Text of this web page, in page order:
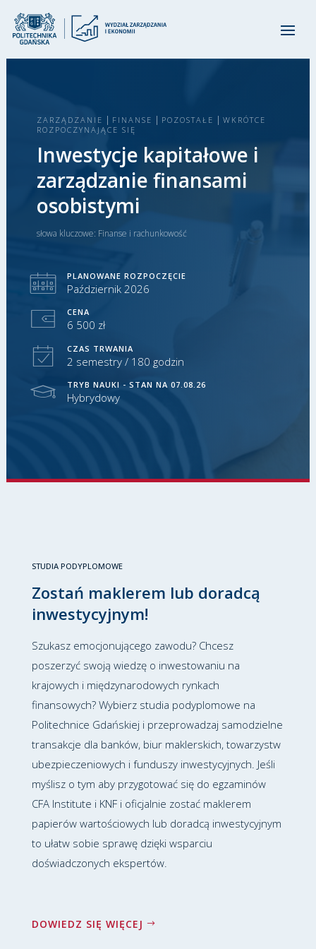
ZARZĄDZANIE | FINANSE | POZOSTAŁE | WKRÓTCE
ROZPOCZYNAJĄCE SIĘ
Inwestycje kapitałowe i
zarządzanie finansami
osobistymi
słowa kluczowe: Finanse i rachunkowość
PLANOWANE ROZPOCZĘCIE
Październik 2026
CENA
6 500 zł
CZAS TRWANIA
2 semestry / 180 godzin
TRYB NAUKI - STAN NA 07.08.26
Hybrydowy
STUDIA PODYPLOMOWE
Zostań maklerem lub doradcą
inwestycyjnym!
Szukasz emocjonującego zawodu? Chcesz
poszerzyć swoją wiedzę o inwestowaniu na
krajowych i międzynarodowych rynkach
finansowych? Wybierz studia podyplomowe na
Politechnice Gdańskiej i przeprowadzaj samodzielne
transakcje dla banków, biur maklerskich, towarzystw
ubezpieczeniowych i funduszy inwestycyjnych. Jeśli
myślisz o tym aby przygotować się do egzaminów
CFA Institute i KNF i oficjalnie zostać maklerem
papierów wartościowych lub doradcą inwestycyjnym
to ułatw sobie sprawę dzięki wsparciu
doświadczonych ekspertów.
DOWIEDZ SIĘ WIĘCEJ